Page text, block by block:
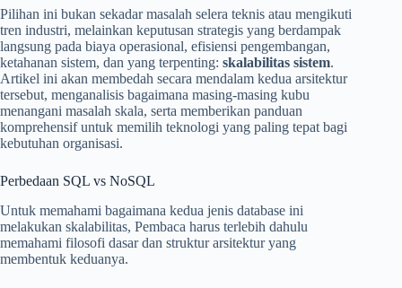
Pilihan ini bukan sekadar masalah selera teknis atau mengikuti
tren industri, melainkan keputusan strategis yang berdampak
langsung pada biaya operasional, efisiensi pengembangan,
ketahanan sistem, dan yang terpenting: skalabilitas sistem.
Artikel ini akan membedah secara mendalam kedua arsitektur
tersebut, menganalisis bagaimana masing-masing kubu
menangani masalah skala, serta memberikan panduan
komprehensif untuk memilih teknologi yang paling tepat bagi
kebutuhan organisasi.
Perbedaan SQL vs NoSQL
Untuk memahami bagaimana kedua jenis database ini
melakukan skalabilitas, Pembaca harus terlebih dahulu
memahami filosofi dasar dan struktur arsitektur yang
membentuk keduanya.